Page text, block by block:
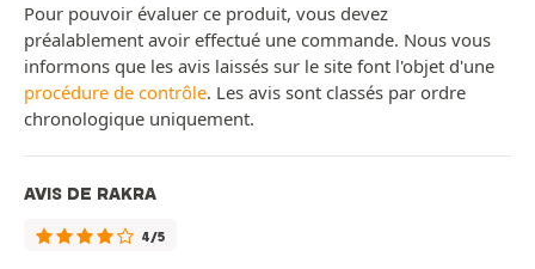
Pour pouvoir évaluer ce produit, vous devez
préalablement avoir effectué une commande. Nous vous
informons que les avis laissés sur le site font l'objet d'une
procédure de contrôle. Les avis sont classés par ordre
chronologique uniquement.
AVIS DE RAKRA
4/5